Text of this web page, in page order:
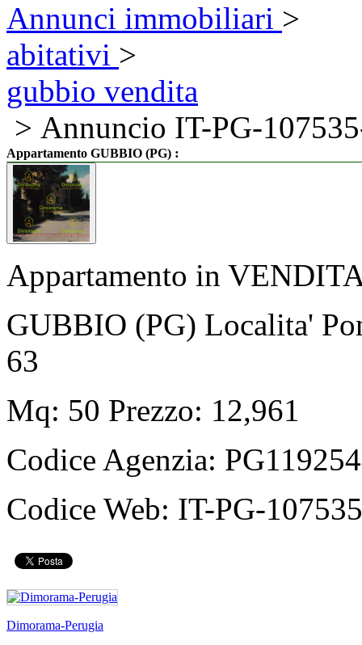
Annunci immobiliari >
abitativi >
gubbio vendita
> Annuncio IT-PG-
Appartamento GUBBIO (PG) :
Appartamento in
GUBBIO (PG) Localita'
63
Mq: 50 Prezzo: 12,961
Codice Agenzia:
Codice Web: IT-PG-
Dimorama-Perugia